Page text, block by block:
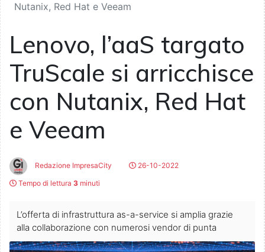
Nutanix, Red Hat e Veeam
Lenovo, l’aaS targato
TruScale si arricchisce
con Nutanix, Red Hat
e Veeam
Redazione ImpresaCity
26-10-2022
Tempo di lettura 3 minuti
L’offerta di infrastruttura as-a-service si amplia grazie
alla collaborazione con numerosi vendor di punta